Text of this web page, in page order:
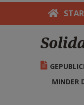
MINDER